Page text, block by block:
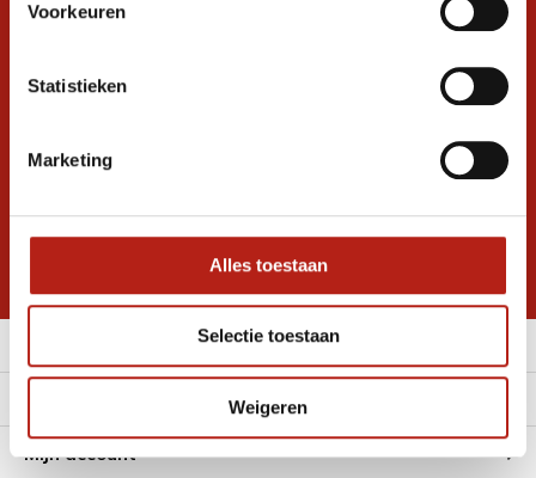
Voorkeuren
Statistieken
Marketing
Alles toestaan
Selectie toestaan
Weigeren
Ontvang de nieuwste aanbiedingen en
promoties
Inschrijven voor
korting
* Lees hier de wettelijke beperkingen
Mijn account